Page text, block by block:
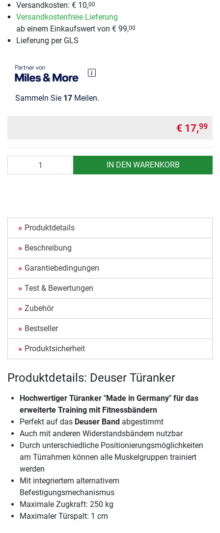
Versandkosten: € 10,00
Versandkostenfreie Lieferung
ab einem Einkaufswert von € 99,00
Lieferung per GLS
Sammeln Sie 17 Meilen.
€ 17,99
IN DEN WARENKORB
Produktdetails
Beschreibung
Garantiebedingungen
Test & Bewertungen
Zubehör
Bestseller
Produktsicherheit
Produktdetails: Deuser Türanker
Hochwertiger Türanker "Made in Germany" für das
erweiterte Training mit Fitnessbändern
Perfekt auf das Deuser Band abgestimmt
Auch mit anderen Widerstandsbändern nutzbar
Durch unterschiedliche Positionierungsmöglichkeiten
am Türrahmen können alle Muskelgruppen trainiert
werden
Mit integriertem alternativem
Befestigungsmechanismus
Maximale Zugkraft: 250 kg
Maximaler Türspalt: 1 cm